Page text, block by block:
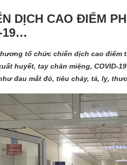
DỊCH CAO ĐIỂM
19…
tổ chức chiến dịch cao điểm
huyết, tay chân miệng, COVID-
đau mắt đỏ, tiêu chảy, tả, lỵ,